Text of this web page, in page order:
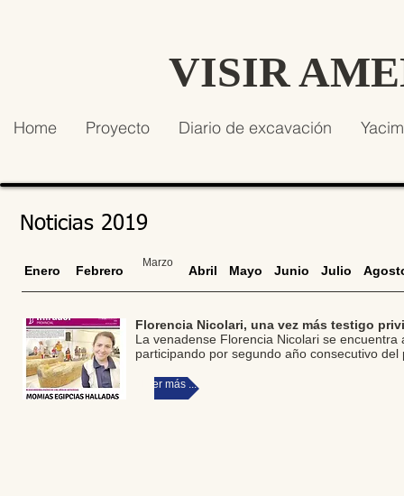
VISIR
Home Proyecto Diario de excavación
Noticias 2019
Enero Febrero
Marzo
Abril Mayo Junio Julio
Florencia Nicolari, una vez más testigo
La venadense Florencia Nicolari se
participando por segundo año consecutivo
Leer más ...